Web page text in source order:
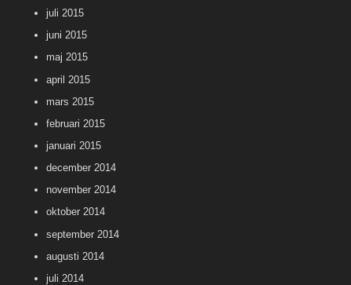
juli 2015
juni 2015
maj 2015
april 2015
mars 2015
februari 2015
januari 2015
december 2014
november 2014
oktober 2014
september 2014
augusti 2014
juli 2014